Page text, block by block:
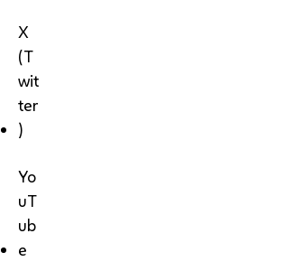
X
(T
wit
ter
)
Yo
uT
ub
e